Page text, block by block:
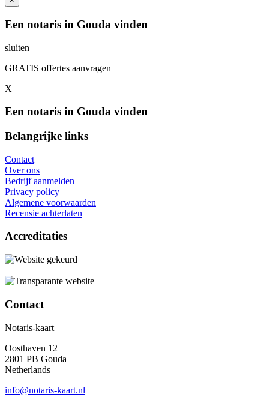
Een notaris in Gouda vinden
sluiten
GRATIS offertes aanvragen
X
Een notaris in Gouda vinden
Belangrijke links
Contact
Over ons
Bedrijf aanmelden
Privacy policy
Algemene voorwaarden
Recensie achterlaten
Accreditaties
Contact
Notaris-kaart
Oosthaven 12
2801 PB Gouda
Netherlands
info@notaris-kaart.nl